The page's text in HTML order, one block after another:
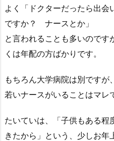
よく「ドクターだったら出会
ですか？ ナースとか」
と言われることも多いのです
くは年配の方ばかりです。
もちろん大学病院は別ですが
若いナースがいることはマレ
たいていは、「子供もある程
きたから」という、少しお年